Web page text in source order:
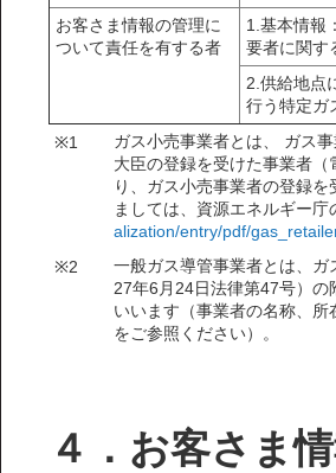
お客さま情報の管理に
ついて責任を有する者
1.基本情報
要者に関す
2.供給地点
行う特定ガ
※1
ガス小売事業者とは、 ガス
大臣の登録を受けた事業者
り、ガス小売事業者の登録
ましては、資源エネルギー庁
alization/entry/pdf/
※2
一般ガス導管事業者とは、
27年6月24日法律第47号）
いいます（事業者の名称、
をご参照ください）。
４．お客さま